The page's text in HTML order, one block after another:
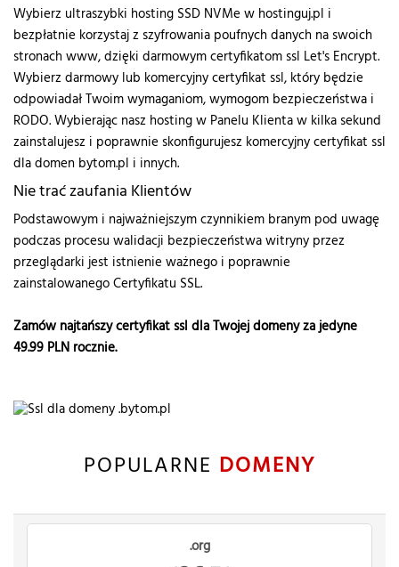
Wybierz ultraszybki hosting SSD NVMe w hostinguj.pl i
bezpłatnie korzystaj z szyfrowania poufnych danych na swoich
stronach www, dzięki darmowym certyfikatom ssl Let's Encrypt.
Wybierz darmowy lub komercyjny certyfikat ssl, który będzie
odpowiadał Twoim wymaganiom, wymogom bezpieczeństwa i
RODO. Wybierając nasz hosting w Panelu Klienta w kilka sekund
zainstalujesz i poprawnie skonfigurujesz komercyjny certyfikat ssl
dla domen bytom.pl i innych.
Nie trać zaufania Klientów
Podstawowym i najważniejszym czynnikiem branym pod uwagę
podczas procesu walidacji bezpieczeństwa witryny przez
przeglądarki jest istnienie ważnego i poprawnie
zainstalowanego Certyfikatu SSL.
Zamów najtańszy certyfikat ssl dla Twojej domeny za jedyne
49.99 PLN rocznie.
POPULARNE DOMENY
.org